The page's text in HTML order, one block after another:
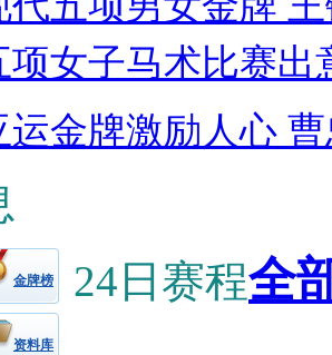
项女子马术比赛出
运金牌激励人心
金牌榜
资料库
24日赛程全